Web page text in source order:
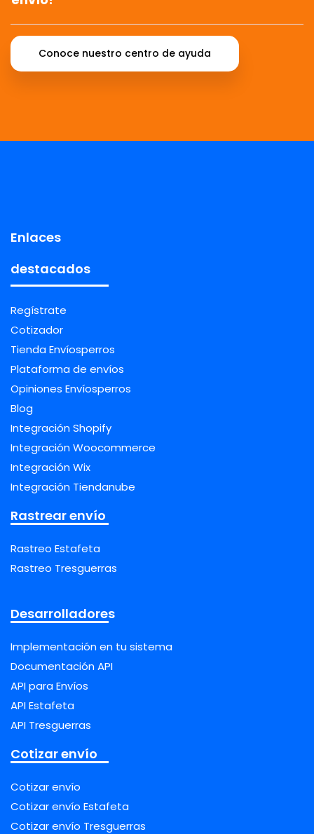
Conoce nuestro centro de ayuda
Enlaces
destacados
Regístrate
Cotizador
Tienda Envíosperros
Plataforma de envíos
Opiniones Envíosperros
Blog
Integración Shopify
Integración Woocommerce
Integración Wix
Integración Tiendanube
Rastrear envío
Rastreo Estafeta
Rastreo Tresguerras
Desarrolladores
Implementación en tu sistema
Documentación API
API para Envíos
API Estafeta
API Tresguerras
Cotizar envío
Cotizar envío
Cotizar envío Estafeta
Cotizar envío Tresguerras